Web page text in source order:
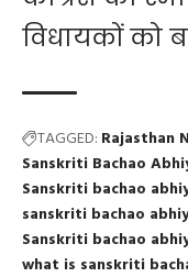
विधायकों को
TAGGED: Rajasthan
Sanskriti Bachao
Sanskriti bachao
sanskriti bachao
Sanskriti bachao
what is sanskriti